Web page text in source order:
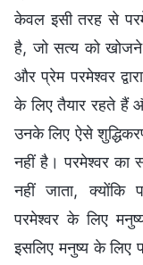
केवल इसी तरह से
है, जो सत्य को
और प्रेम परमेश्वर
के लिए तैयार रहते हैं
उनके लिए ऐसे
नहीं है। परमेश्वर का
नहीं जाता, क्योंकि
परमेश्वर के लिए
इसलिए मनुष्य के लिए